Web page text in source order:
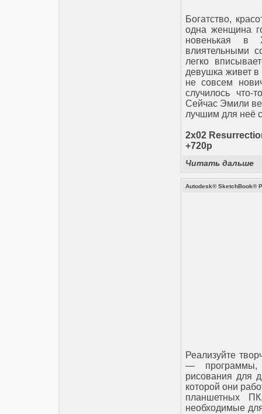
Богатство,
одна женщина
новенькая в
влиятельными
легко
девушка живет
не совсем
случилось
Сейчас Эмили
лучшим для неё
2x02
+720p
Читать дальше
Autodesk® SketchBook®
Реализуйте
— программы,
рисования для
которой они
планшетных
необходимые